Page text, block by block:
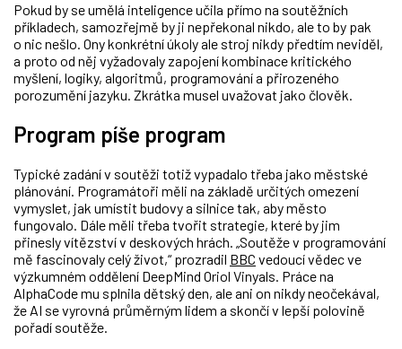
Pokud by se umělá inteligence učila přímo na soutěžních
příkladech, samozřejmě by ji nepřekonal nikdo, ale to by pak
o nic nešlo. Ony konkrétní úkoly ale stroj nikdy předtím neviděl,
a proto od něj vyžadovaly zapojení kombinace kritického
myšlení, logiky, algoritmů, programování a přirozeného
porozumění jazyku. Zkrátka musel uvažovat jako člověk.
Program píše program
Typické zadání v soutěži totiž vypadalo třeba jako městské
plánování. Programátoři měli na základě určitých omezení
vymyslet, jak umístit budovy a silnice tak, aby město
fungovalo. Dále měli třeba tvořit strategie, které by jim
přinesly vítězství v deskových hrách. „Soutěže v programování
mě fascinovaly celý život,“ prozradil BBC vedoucí vědec ve
výzkumném oddělení DeepMind Oriol Vinyals. Práce na
AlphaCode mu splnila dětský den, ale ani on nikdy neočekával,
že AI se vyrovná průměrným lidem a skončí v lepší polovině
pořadí soutěže.